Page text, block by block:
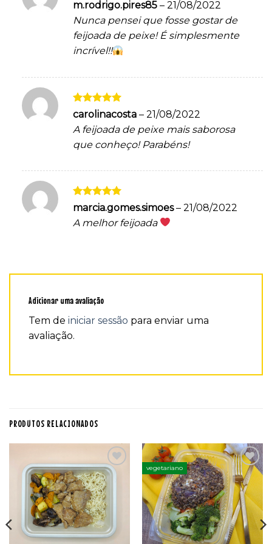
Avaliação5
m.rodrigo.pires85 – 21/08/2022
Nunca pensei que fosse gostar de
feijoada de peixe! É simplesmente
incrível!!
Avaliação5
de 5
carolinacosta – 21/08/2022
A feijoada de peixe mais saborosa
que conheço! Parabéns!
Avaliação5
marcia.gomes.simoes– 21/08/2022
A melhor feijoada
Adicionar uma avaliação
Tem de iniciar sessão para enviar uma
avaliação.
PRODUTOS RELACIONADOS
Adicionar
aos
favoritos
vegetariano
Adicionar
aos
favoritos